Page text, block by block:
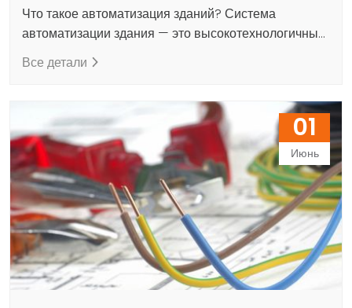
Что такое автоматизация зданий? Система
автоматизации здания — это высокотехнологичный
инструмент или платформа, которая расширяет и
расширяет возможности тех, кто отвечает за
зданий (BAS) — это общий термин, используемый
для обозначения широкого спектра
компьютеризированных систем управления
зданием, от контроллеров и выделенных и
автономных удаленных станций до более крупных
систем, таких как…
Все детали
01
Июнь